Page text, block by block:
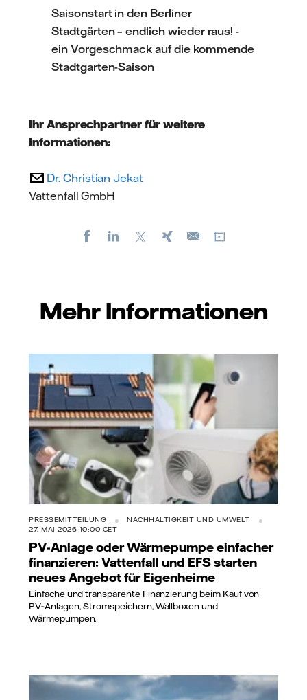
Saisonstart in den Berliner
Stadtgärten – endlich wieder raus! -
ein Vorgeschmack auf die kommende
Stadtgarten-Saison
Ihr Ansprechpartner für weitere
Informationen:
Dr. Christian Jekat
Vattenfall GmbH
FacebookLinkedIn Xing
E-
Mehr Informationen
PRESSEMITTEILUNG
NACHHALTIGKEIT UND UMWELT
27. MAI 2026 10:00 CET
PV-Anlage oder Wärmepumpe einfacher
finanzieren: Vattenfall und EFS starten
neues Angebot für Eigenheime
Einfache und transparente Finanzierung beim Kauf von
PV‑Anlagen, Stromspeichern, Wallboxen und
Wärmepumpen.